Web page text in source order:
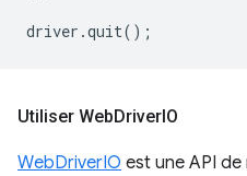
driver .quit();
Utiliser WebDriverIO
WebDriverIO est une API